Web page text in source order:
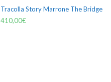
Tracolla Story Marrone The Bridge
410,00€